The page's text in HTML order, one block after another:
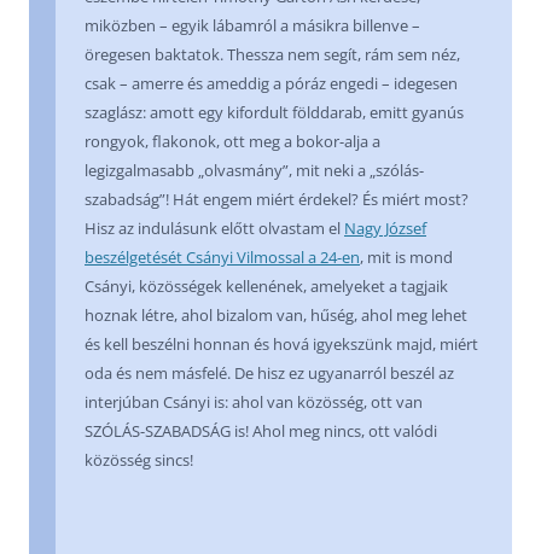
miközben – egyik lábamról a másikra billenve –
öregesen baktatok. Thessza nem segít, rám sem néz,
csak – amerre és ameddig a póráz engedi – idegesen
szaglász: amott egy kifordult földdarab, emitt gyanús
rongyok, flakonok, ott meg a bokor-alja a
legizgalmasabb „olvasmány”, mit neki a „szólás-
szabadság”! Hát engem miért érdekel? És miért most?
Hisz az indulásunk előtt olvastam el Nagy József
beszélgetését Csányi Vilmossal a 24-en, mit is mond
Csányi, közösségek kellenének, amelyeket a tagjaik
hoznak létre, ahol bizalom van, hűség, ahol meg lehet
és kell beszélni honnan és hová igyekszünk majd, miért
oda és nem másfelé. De hisz ez ugyanarról beszél az
interjúban Csányi is: ahol van közösség, ott van
SZÓLÁS-SZABADSÁG is! Ahol meg nincs, ott valódi
közösség sincs!